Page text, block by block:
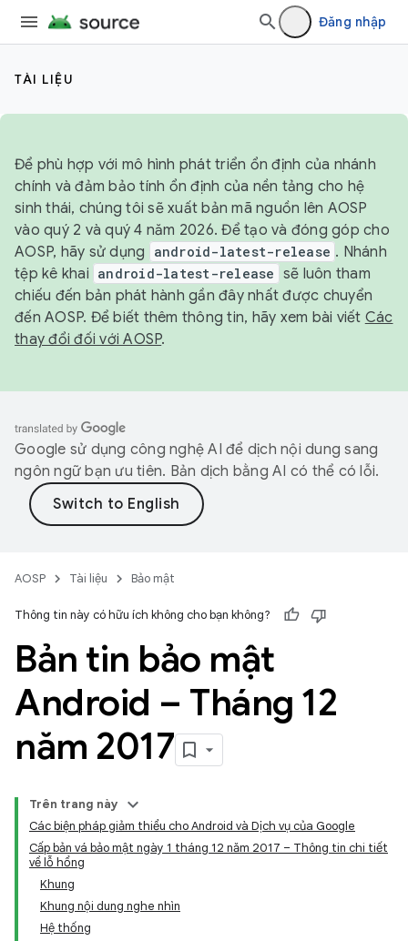
Đăng nhập
TÀI LIỆU
Để phù hợp với mô hình phát triển ổn định của nhánh
chính và đảm bảo tính ổn định của nền tảng cho hệ
sinh thái, chúng tôi sẽ xuất bản mã nguồn lên AOSP
vào quý 2 và quý 4 năm 2026. Để tạo và đóng góp cho
AOSP, hãy sử dụng
android-latest-release . Nhánh
tệp kê khai android-latest-release sẽ luôn tham
chiếu đến bản phát hành gần đây nhất được chuyển
đến AOSP. Để biết thêm thông tin, hãy xem bài viết Các
thay đổi đối với AOSP.
Google sử dụng công nghệ AI để dịch nội dung sang
ngôn ngữ bạn ưu tiên. Bản dịch bằng AI có thể có lỗi.
AOSP Tài liệu Bảo mật
Thông tin này có hữu ích không cho bạn không?
Bản tin bảo mật
Android – Tháng 12
năm 2017
Trên trang này
Các biện pháp giảm thiểu cho Android và Dịch vụ của Google
Cấp bản vá bảo mật ngày 1 tháng 12 năm 2017 – Thông tin chi tiết
về lỗ hổng
Khung
Khung nội dung nghe nhìn
Hệ thống